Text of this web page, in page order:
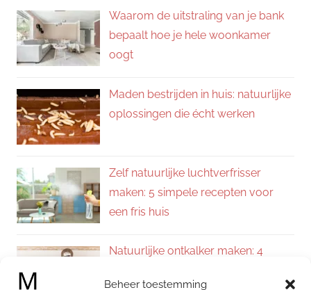
Beheer toestemming
Waarom de uitstraling van je bank
bepaalt hoe je hele woonkamer
oogt
Maden bestrijden in huis: natuurlijke
oplossingen die écht werken
Zelf natuurlijke luchtverfrisser
maken: 5 simpele recepten voor
een fris huis
Natuurlijke ontkalker maken: 4